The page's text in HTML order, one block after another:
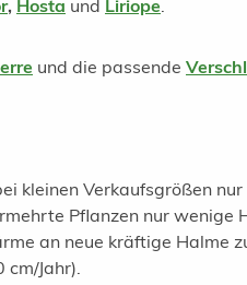
, Hosta und Liriope.
und die passende
kleinen Verkaufsgrößen
Pflanzen nur wenige
an neue kräftige Halme
Jahr).